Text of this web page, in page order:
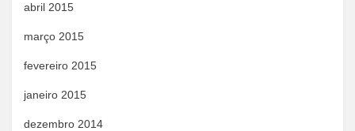
abril 2015
março 2015
fevereiro 2015
janeiro 2015
dezembro 2014